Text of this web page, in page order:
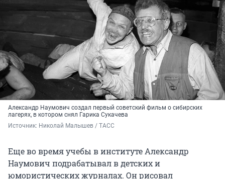
Александр Наумович создал первый советский фильм о сибирских
лагерях, в котором снял Гарика Сукачева
Источник: Николай Малышев / ТАСС
Еще во время учебы в институте Александр
Наумович подрабатывал в детских и
юмористических журналах. Он рисовал